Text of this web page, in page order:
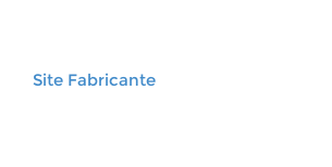
Site Fabricante